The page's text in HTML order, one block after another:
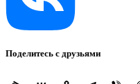
Поделитесь с друзьями